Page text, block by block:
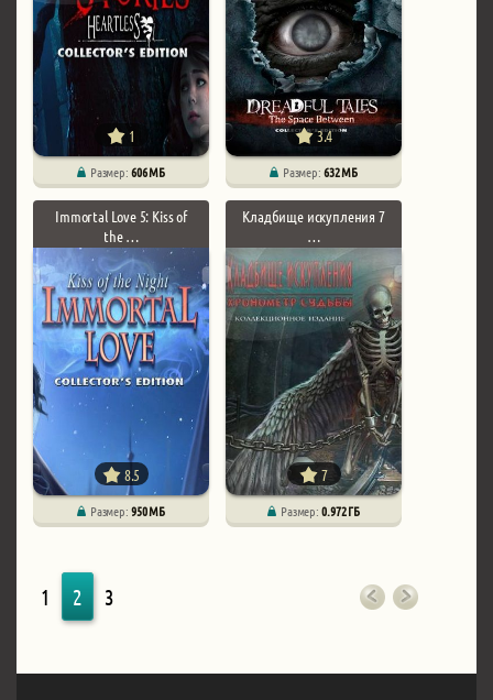
1
Размер:606 МБ
3.4
Размер:632 МБ
Immortal Love 5: Kiss of
the …
8.5
Размер:950 МБ
Кладбище искупления 7
…
7
Размер:0.972 ГБ
1 2 3